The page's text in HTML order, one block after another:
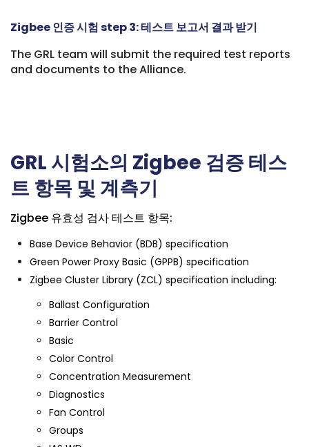
Zigbee 인증 시험 step 3: 테스트 보고서 결과 받기
The GRL team will submit the required test reports
and documents to the Alliance.
GRL 시험소의 Zigbee 검증 테스
트 항목 및 계측기
Zigbee 유효성 검사 테스트 항목:
Base Device Behavior (BDB) specification
Green Power Proxy Basic (GPPB) specification
Zigbee Cluster Library (ZCL) specification including:
Ballast Configuration
Barrier Control
Basic
Color Control
Concentration Measurement
Diagnostics
Fan Control
Groups